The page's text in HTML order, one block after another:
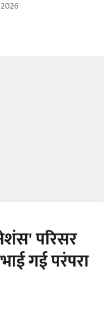
परिसर
गई परंपरा